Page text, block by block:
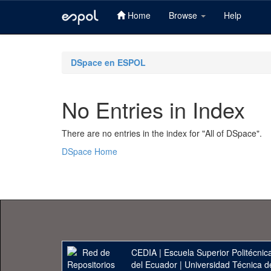
Home Browse Help
DSpace en ESPOL
No Entries in Index
There are no entries in the index for "All of DSpace".
DSpace Home
CEDIA | Escuela Superior
del Ecuador| Universidad Técnica